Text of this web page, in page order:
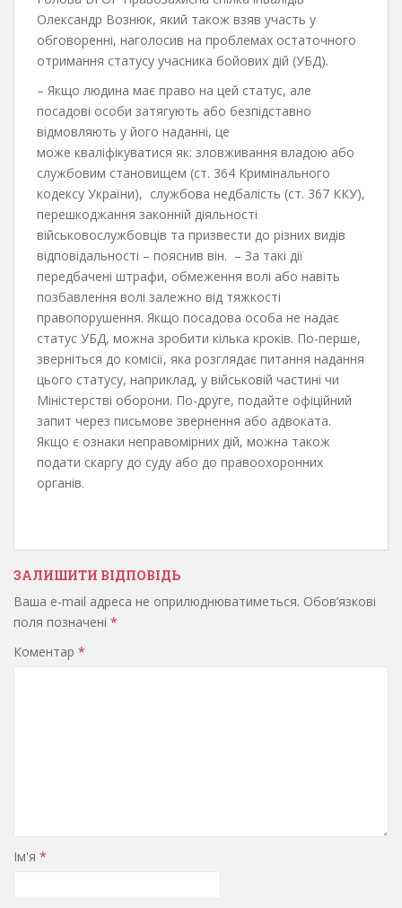
Олександр Вознюк, який також взяв участь у
обговоренні, наголосив на проблемах остаточного
отримання статусу учасника бойових дій (УБД).
– Якщо людина має право на цей статус, але
посадові особи затягують або безпідставно
відмовляють у його наданні, це
може кваліфікуватися як: зловживання владою або
службовим становищем (ст. 364 Кримінального
кодексу України), службова недбалість (ст. 367 ККУ),
перешкоджання законній діяльності
військовослужбовців та призвести до різних видів
відповідальності – пояснив він. – За такі дії
передбачені штрафи, обмеження волі або навіть
позбавлення волі залежно від тяжкості
правопорушення. Якщо посадова особа не надає
статус УБД, можна зробити кілька кроків. По-перше,
зверніться до комісії, яка розглядає питання надання
цього статусу, наприклад, у військовій частині чи
Міністерстві оборони. По-друге, подайте офіційний
запит через письмове звернення або адвоката.
Якщо є ознаки неправомірних дій, можна також
подати скаргу до суду або до правоохоронних
органів.
ЗАЛИШИТИ ВІДПОВІДЬ
Ваша e-mail адреса не оприлюднюватиметься. Обов’язкові
поля позначені *
Коментар *
Ім'я *